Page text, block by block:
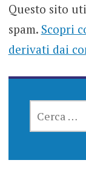
Questo sito
spam. Scopri
derivati dai
PER: